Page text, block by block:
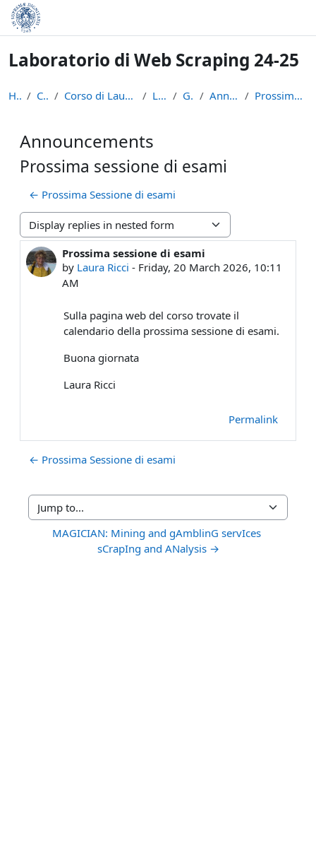
Skip to main content
Laboratorio di Web Scraping 24-25
Home Courses Corso di Laurea in Informatica (L-31) LWS2425 General Announcements Prossima sessione di esami
Announcements
Prossima sessione di esami
← Prossima Sessione di esami
Display mode
Prossima sessione di esami
by Laura Ricci - Friday, 20 March 2026, 10:11
AM
Number of replies: 0
Sulla pagina web del corso trovate il
calendario della prossima sessione di esami.
Buona giornata
Laura Ricci
Permalink
← Prossima Sessione di esami
Jump to...
MAGICIAN: Mining and gAmblinG servIces
sCrapIng and ANalysis →